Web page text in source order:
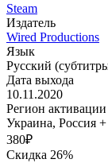
Steam
Издатель
Wired Productions
Язык
Русский
Дата выхода
10.11.2020
Регион активации
Украина, Россия
380₽
Скидка 26%